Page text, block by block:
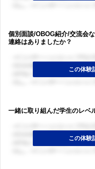
個別面談/OBOG紹介/交流会
連絡はありましたか？
一緒に取り組んだ学生のレベ